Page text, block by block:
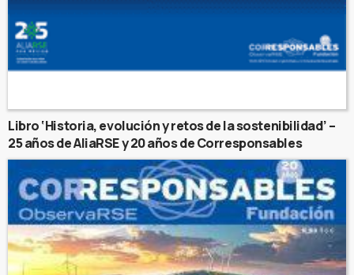
Libro ‘Historia, evolución y retos de la sostenibilidad’ –
25 años de AliaRSE y 20 años de Corresponsables